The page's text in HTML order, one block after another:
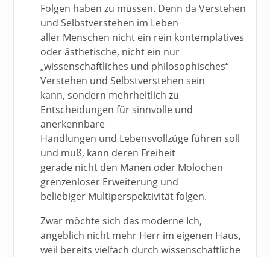
Folgen haben zu müssen. Denn da Verstehen
und Selbstverstehen im Leben
aller Menschen nicht ein rein kontemplatives
oder ästhetische, nicht ein nur
„wissenschaftliches und philosophisches“
Verstehen und Selbstverstehen sein
kann, sondern mehrheitlich zu
Entscheidungen für sinnvolle und
anerkennbare
Handlungen und Lebensvollzüge führen soll
und muß, kann deren Freiheit
gerade nicht den Manen oder Molochen
grenzenloser Erweiterung und
beliebiger Multiperspektivität folgen.
Zwar möchte sich das moderne Ich,
angeblich nicht mehr Herr im eigenen Haus,
weil bereits vielfach durch wissenschaftliche